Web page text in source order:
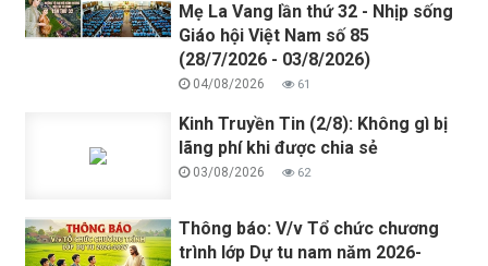
Mẹ La Vang lần thứ 32 - Nhịp sống
Giáo hội Việt Nam số 85
(28/7/2026 - 03/8/2026)
04/08/2026 61
Kinh Truyền Tin (2/8): Không gì bị
lãng phí khi được chia sẻ
03/08/2026 62
Thông báo: V/v Tổ chức chương
trình lớp Dự tu nam năm 2026-